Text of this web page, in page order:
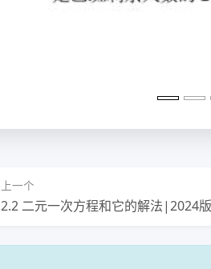
上一个
2.2 二元一次方程和它的解法|2024